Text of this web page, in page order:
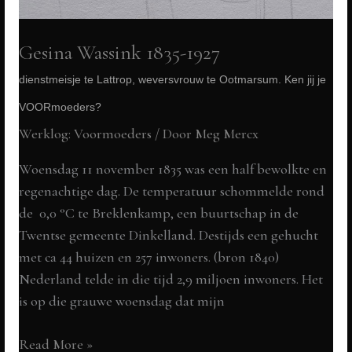
Gesina Wassink 1835-1927
dienstmeisje te Lattrop, weversvrouw te Ootmarsum. Ken jij je
VOORmoeders?
Werklog: Voormoeders / Door Meg Mercx
Woensdag 11 november 1835 was een half bewolkte en
regenachtige dag. De temperatuur schommelde rond
de 0,0 °C te Breklenkamp, een buurtschap in de
Twentse gemeente Dinkelland. Destijds een gehucht
met ca 44 huizen en 257 inwoners. (bron 1840)
Nederland telde in die tijd 2,9 miljoen inwoners. Het
is op die grauwe woensdag dat mijn
Gesina
Read More »